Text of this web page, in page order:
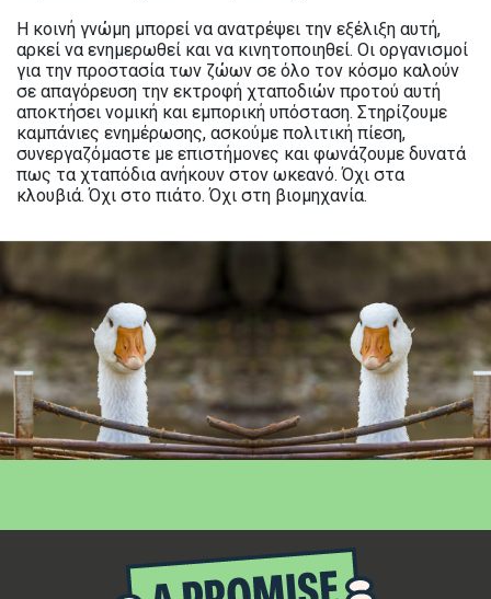
Η κοινή γνώμη μπορεί να ανατρέψει την εξέλιξη αυτή,
αρκεί να ενημερωθεί και να κινητοποιηθεί. Οι οργανισμοί
για την προστασία των ζώων σε όλο τον κόσμο καλούν
σε απαγόρευση την εκτροφή χταποδιών προτού αυτή
αποκτήσει νομική και εμπορική υπόσταση. Στηρίζουμε
καμπάνιες ενημέρωσης, ασκούμε πολιτική πίεση,
συνεργαζόμαστε με επιστήμονες και φωνάζουμε δυνατά
πως τα χταπόδια ανήκουν στον ωκεανό. Όχι στα
κλουβιά. Όχι στο πιάτο. Όχι στη βιομηχανία.